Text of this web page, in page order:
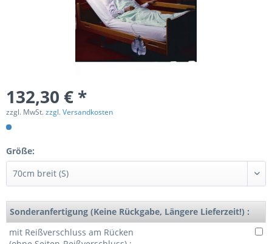
132,30 € *
zzgl. MwSt.zzgl. Versandkosten
Größe:
Sonderanfertigung (Keine Rückgabe, Längere Lieferzeit!) :
mit Reißverschluss am Rücken